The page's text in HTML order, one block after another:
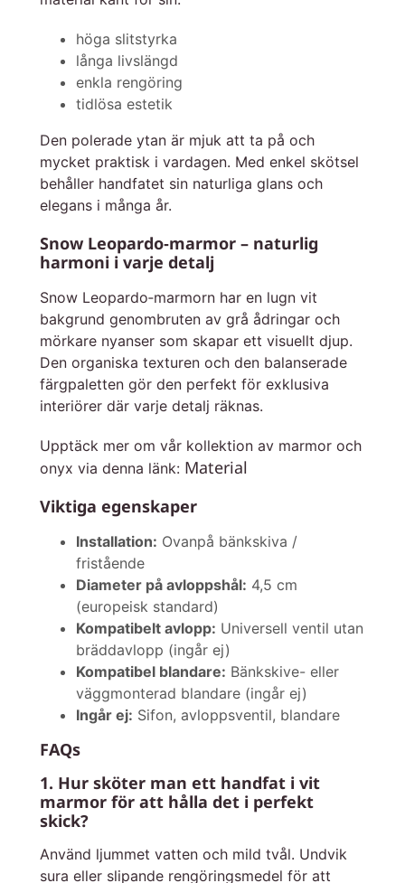
höga slitstyrka
långa livslängd
enkla rengöring
tidlösa estetik
Den polerade ytan är mjuk att ta på och
mycket praktisk i vardagen. Med enkel skötsel
behåller handfatet sin naturliga glans och
elegans i många år.
Snow Leopardo‑marmor – naturlig
harmoni i varje detalj
Snow Leopardo‑marmorn har en lugn vit
bakgrund genombruten av grå ådringar och
mörkare nyanser som skapar ett visuellt djup.
Den organiska texturen och den balanserade
färgpaletten gör den perfekt för exklusiva
interiörer där varje detalj räknas.
Upptäck mer om vår kollektion av marmor och
onyx via denna länk: Material
Viktiga egenskaper
Installation: Ovanpå bänkskiva /
fristående
Diameter på avloppshål: 4,5 cm
(europeisk standard)
Kompatibelt avlopp: Universell ventil utan
bräddavlopp (ingår ej)
Kompatibel blandare: Bänkskive- eller
väggmonterad blandare (ingår ej)
Ingår ej: Sifon, avloppsventil, blandare
FAQs
1. Hur sköter man ett handfat i vit
marmor för att hålla det i perfekt
skick?
Använd ljummet vatten och mild tvål. Undvik
sura eller slipande rengöringsmedel för att